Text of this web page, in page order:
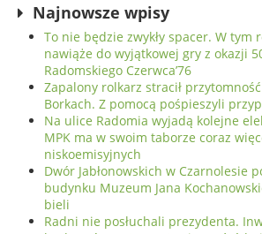
Najnowsze wpisy
To nie będzie zwykły spacer. W tym
nawiąże do wyjątkowej gry z okazji
Radomskiego Czerwca’76
Zapalony rolkarz stracił
Borkach. Z pomocą pośpieszyli
Na ulice Radomia wyjadą kolejne
MPK ma w swoim taborze coraz
niskoemisyjnych
Dwór Jabłonowskich w Czarnolesie
budynku Muzeum Jana
bieli
Radni nie posłuchali prezydenta.